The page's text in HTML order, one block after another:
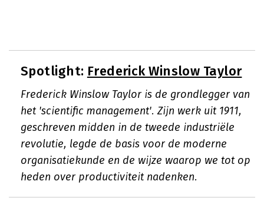
Spotlight: Frederick Winslow Taylor
Frederick Winslow Taylor is de grondlegger van
het 'scientific management'. Zijn werk uit 1911,
geschreven midden in de tweede industriële
revolutie, legde de basis voor de moderne
organisatiekunde en de wijze waarop we tot op
heden over productiviteit nadenken.